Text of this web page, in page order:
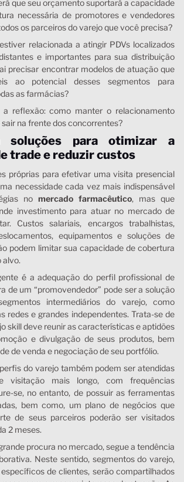
que seu orçamento suportará a capacidade
necessária de promotores e vendedores
os parceiros do varejo que você precisa?
relacionada a atingir PDVs localizados
e importantes para sua distribuição
precisar encontrar modelos de atuação que
ao potencial desses segmentos para
as farmácias?
a reflexão: como manter o relacionamento
sair na frente dos concorrentes?
soluções para otimizar a
trade e reduzir custos
próprias para efetivar uma visita presencial
necessidade cada vez mais indispensável
no mercado farmacêutico, mas que
investimento para atuar no mercado de
Custos salariais, encargos trabalhistas,
equipamentos e soluções de
podem limitar sua capacidade de cobertura
alvo.
é a adequação do perfil profissional de
de um “promovendedor” pode ser a solução
intermediários do varejo, como
redes e grandes independentes. Trata-se de
skill deve reunir as características e aptidões
e divulgação de seus produtos, bem
de venda e negociação de seu portfólio.
do varejo também podem ser atendidas
mais longo, com frequências
se, no entanto, de possuir as ferramentas
bem como, um plano de negócios que
de seus parceiros poderão ser visitados
2 meses.
procura no mercado, segue a tendência
Neste sentido, segmentos do varejo,
de clientes, serão compartilhados